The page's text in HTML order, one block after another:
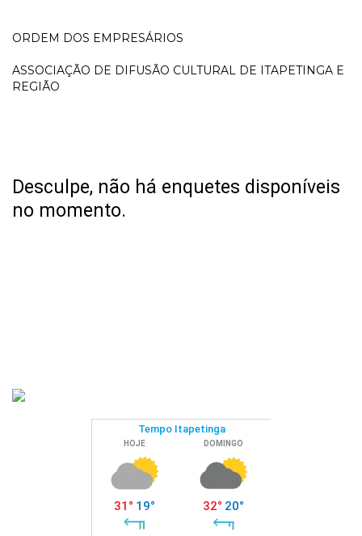
ORDEM DOS EMPRESÁRIOS
ASSOCIAÇÃO DE DIFUSÃO CULTURAL DE ITAPETINGA E
REGIÃO
Desculpe, não há enquetes disponíveis
no momento.